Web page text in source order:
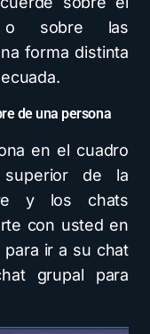
o sobre las
forma distinta
de una persona
en el cuadro
de la
y los chats
con usted en
para ir a su chat
grupal para